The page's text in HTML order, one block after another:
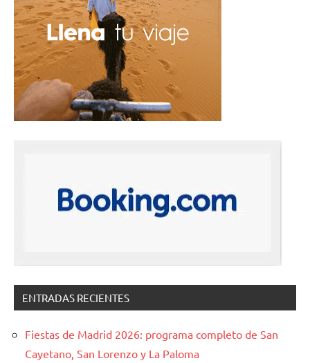
ENTRADAS RECIENTES
Fiestas de Madrid 2026: programa completo de San
Cayetano, San Lorenzo y La Paloma